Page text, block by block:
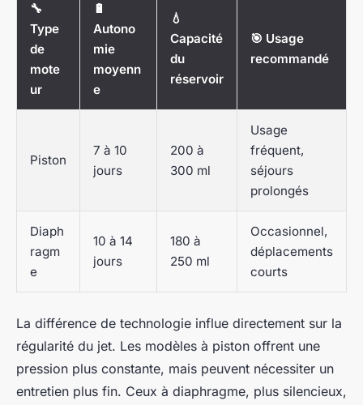
🔧
Type
de
mote
ur
🔋
Autono
mie
moyenn
e
💧
Capacité
du
réservoir
🎯 Usage
recommandé
Piston
7 à 10
jours
200 à
300 ml
Usage
fréquent,
séjours
prolongés
Diaph
ragm
e
10 à 14
jours
180 à
250 ml
Occasionnel,
déplacements
courts
La différence de technologie influe directement sur la
régularité du jet. Les modèles à piston offrent une
pression plus constante, mais peuvent nécessiter un
entretien plus fin. Ceux à diaphragme, plus silencieux,